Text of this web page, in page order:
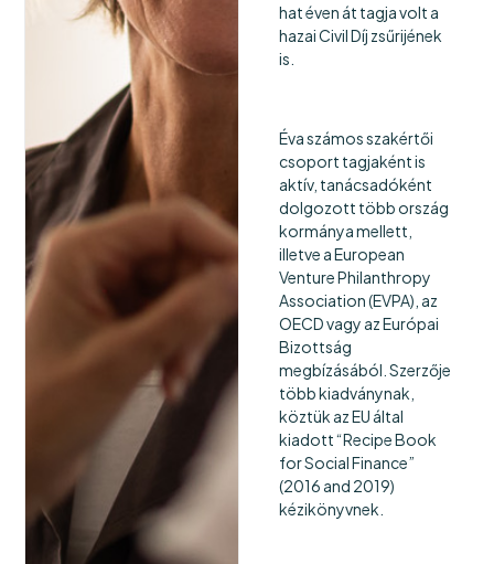
hat éven át tagja volt a
hazai Civil Díj zsűrijének
is.
Éva számos szakértői
csoport tagjaként is
aktív, tanácsadóként
dolgozott több ország
kormánya mellett,
illetve a European
Venture Philanthropy
Association (EVPA), az
OECD vagy az Európai
Bizottság
megbízásából. Szerzője
több kiadványnak,
köztük az EU által
kiadott “Recipe Book
for Social Finance”
(2016 and 2019)
kézikönyvnek.